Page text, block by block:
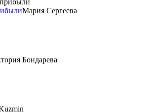
Мария Сергеева
Бондарева